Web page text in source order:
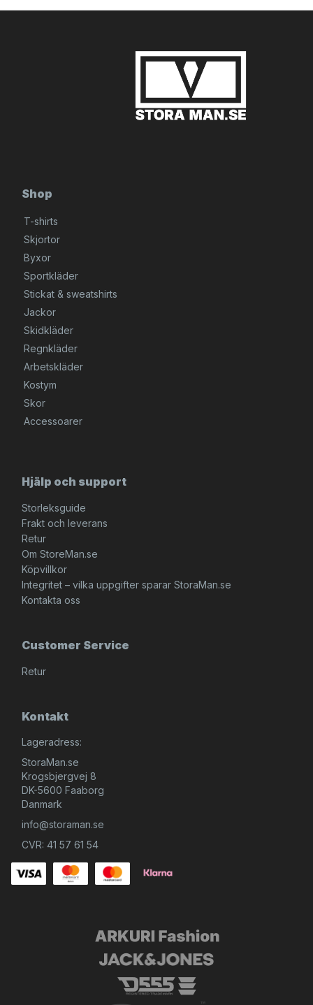
Shop
T-shirts
Skjortor
Byxor
Sportkläder
Stickat & sweatshirts
Jackor
Skidkläder
Regnkläder
Arbetskläder
Kostym
Skor
Accessoarer
Hjälp och support
Storleksguide
Frakt och leverans
Retur
Om StoreMan.se
Köpvillkor
Integritet – vilka uppgifter sparar StoraMan.se
Kontakta oss
Customer Service
Retur
Kontakt
Lageradress:
StoraMan.se
Krogsbjergvej 8
DK-5600 Faaborg
Danmark
info@storaman.se
CVR: 41 57 61 54